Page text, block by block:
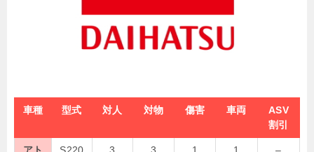
車種 型式 対人 対物 傷害 車両
ASV
割引
アト S220 3 3 1 1 –